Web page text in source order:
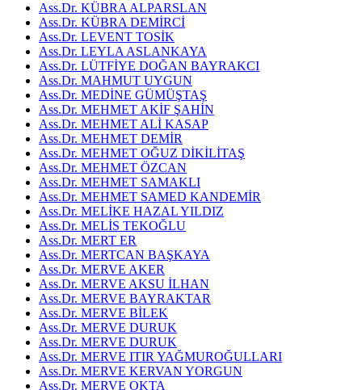
Ass.Dr. KÜBRA ALPARSLAN
Ass.Dr. KÜBRA DEMİRCİ
Ass.Dr. LEVENT TOSİK
Ass.Dr. LEYLA ASLANKAYA
Ass.Dr. LÜTFİYE DOĞAN BAYRAKCI
Ass.Dr. MAHMUT UYGUN
Ass.Dr. MEDİNE GÜMÜŞTAŞ
Ass.Dr. MEHMET AKİF ŞAHİN
Ass.Dr. MEHMET ALİ KASAP
Ass.Dr. MEHMET DEMİR
Ass.Dr. MEHMET OĞUZ DİKİLİTAŞ
Ass.Dr. MEHMET ÖZCAN
Ass.Dr. MEHMET SAMAKLI
Ass.Dr. MEHMET SAMED KANDEMİR
Ass.Dr. MELİKE HAZAL YILDIZ
Ass.Dr. MELİS TEKOĞLU
Ass.Dr. MERT ER
Ass.Dr. MERTCAN BAŞKAYA
Ass.Dr. MERVE AKER
Ass.Dr. MERVE AKSU İLHAN
Ass.Dr. MERVE BAYRAKTAR
Ass.Dr. MERVE BİLEK
Ass.Dr. MERVE DURUK
Ass.Dr. MERVE DURUK
Ass.Dr. MERVE ITIR YAĞMUROĞULLARI
Ass.Dr. MERVE KERVAN YORGUN
Ass.Dr. MERVE OKTA